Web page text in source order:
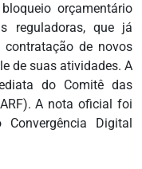
orçamentário
reguladoras, que já
de novos
de suas atividades. A
do Comitê das
A nota oficial foi
Digital